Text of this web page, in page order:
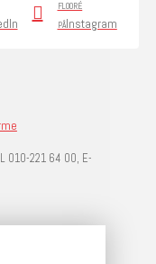
FLOORÉ
PÅInstagram
010-221 64 00, E-